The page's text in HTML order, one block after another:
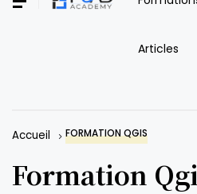
Articles
Accueil FORMATION QGIS
Formation